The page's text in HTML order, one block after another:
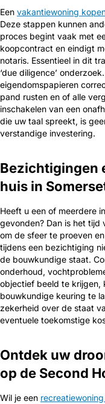
Een vakantiewoning
Deze stappen kunnen
proces begint vaak met
koopcontract en eindigt
notaris. Essentieel in dit
‘due diligence’
eigendomspapieren
pand rusten en of alle
inschakelen van een
die uw taal spreekt, is
verstandige investering.
Bezichtigingen
huis in
Heeft u een of meerdere
gevonden? Dan is het tijd
om de sfeer te proeven
tijdens een bezichtiging
de bouwkundige staat.
onderhoud,
objectief beeld te krijgen,
bouwkundige keuring te
zekerheid over de staat
eventuele toekomstige
Ontdek uw
op de Second
Wil je een